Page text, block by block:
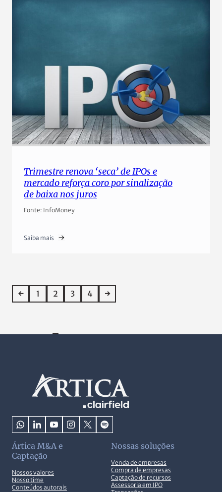
Trimestre renova ‘seca’ de IPOs e
mercado reforça coro por sinalização
de baixa nos juros
Fonte: InfoMoney
Saiba mais
← 1 2 3 4 →
Ártica M&A e
Captação
Nossos valores
Nosso time
Conteúdos autorais
Nossas soluções
Venda de empresas
Compra de empresas
Captação de recursos
Assessoria em IPO